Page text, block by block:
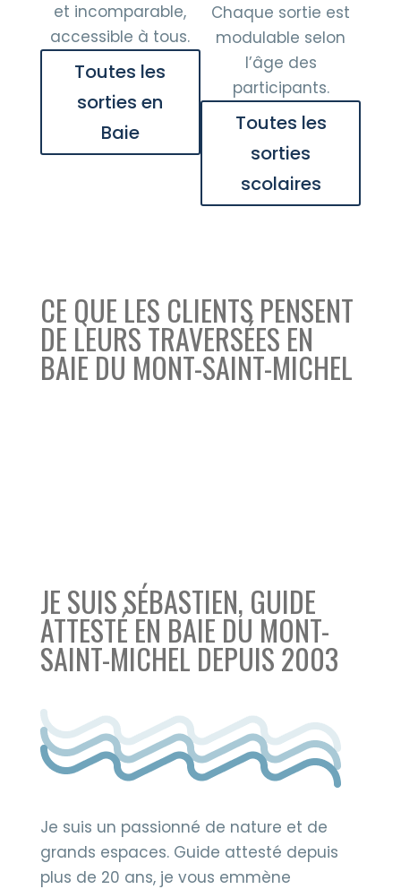
et incomparable,
accessible à tous.
Toutes les
sorties en
Baie
Chaque sortie est
modulable selon
l’âge des
participants.
Toutes les
sorties
scolaires
CE QUE LES CLIENTS PENSENT
DE LEURS TRAVERSÉES EN
BAIE DU MONT-SAINT-MICHEL
JE SUIS SÉBASTIEN, GUIDE
ATTESTÉ EN BAIE DU MONT-
SAINT-MICHEL DEPUIS 2003
Je suis un passionné de nature et de
grands espaces. Guide attesté depuis
plus de 20 ans, je vous emmène